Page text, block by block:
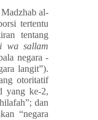
al-
tertentu
tentang
wa sallam
negara -
langit”).
otoritatif
yang ke-2,
dan
“negara